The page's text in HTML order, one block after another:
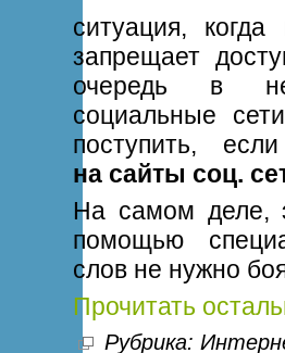
ситуация,
запрещает
очередь в
социальные
поступить,
на сайты соц.
На самом деле,
помощью
слов не нужно
Прочитать
Рубрика: